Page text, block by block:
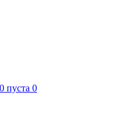
0 пуста 0